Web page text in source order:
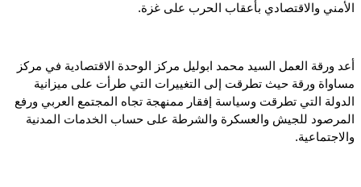
الأمني والاقتصادي بأعقاب الحرب على غزة.
أعد ورقة العمل السيد محمد ابوليل مركز الوحدة الاقتصادية في مركز
مساواة ورقة حيث تطرقت إلى التغييرات التي طرأت على ميزانية
الدولة التي تطرقت وسياسة إفقار ممنهجة تجاه المجتمع العربي ورفع
المرصود للجيش والعسكرة والشرطة على حساب الخدمات المدنية
والاجتماعية.